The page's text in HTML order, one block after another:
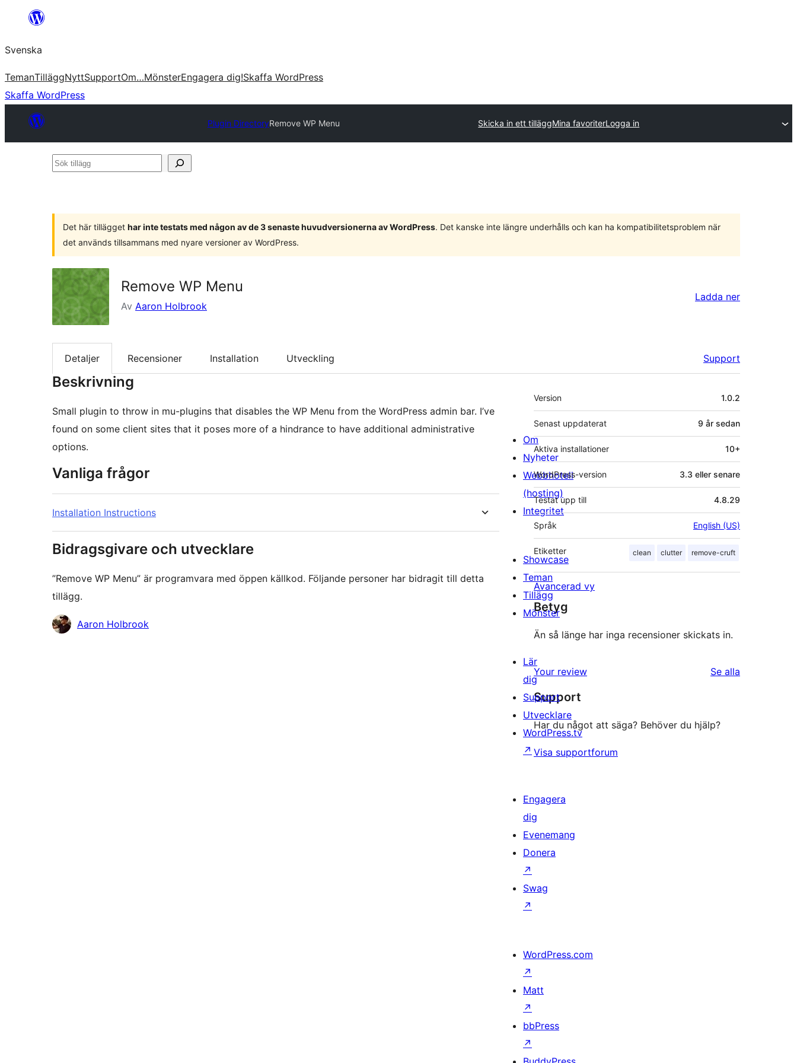
Hoppa
innehåll
Svenska
TemanTilläggNyttSupportOm…MönsterEngagera dig!Skaffa WordPress
Skaffa WordPress
Plugin DirectoryRemove WP Menu Skicka in ett tilläggMina favoriterLogga in
Sök
Det här tillägget har inte testats med någon av de 3 senaste huvudversionerna av WordPress. Det kanske inte längre underhålls och kan ha kompatibilitetsproblem när
det används tillsammans med nyare versioner av WordPress.
Remove WP Menu
Av Aaron Holbrook
Ladda ner
Detaljer Recensioner Installation Utveckling Support
Beskrivning
Small plugin to throw in mu-plugins that disables the WP Menu from the WordPress admin bar. I’ve
found on some client sites that it poses more of a hindrance to have additional administrative
options.
Vanliga frågor
Installation Instructions
Bidragsgivare och utvecklare
”Remove WP Menu” är programvara med öppen källkod. Följande personer har bidragit till detta
tillägg.
BidragandeAaron Holbrook
Meta
Version 1.0.2
Senast uppdaterat 9 år sedan
Aktiva installationer 10+
WordPress-version 3.3 eller senare
Testat upp till 4.8.29
Språk English (US)
Etiketter clean clutter remove-cruft
Avancerad vy
Betyg
Än så länge har inga recensioner skickats in.
Your review Se alla
Support
Har du något att säga? Behöver du hjälp?
Visa supportforum
Om
Nyheter
Webbhotell
(hosting)
Integritet
Showcase
Teman
Tillägg
Mönster
Lär
dig
Support
Utvecklare
WordPress.tv
↗
Engagera
dig
Evenemang
Donera
↗
Swag
↗
WordPress.com
↗
Matt
↗
bbPress
↗